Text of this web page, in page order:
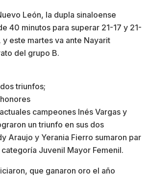
León, la dupla sinaloense
40 minutos para superar 21-17 y 21-
y este martes va ante Nayarit
del grupo B.
triunfos;
campeones Inés Vargas y
un triunfo en sus dos
Araujo y Yerania Fierro sumaron par
Juvenil Mayor Femenil.
que ganaron oro el año